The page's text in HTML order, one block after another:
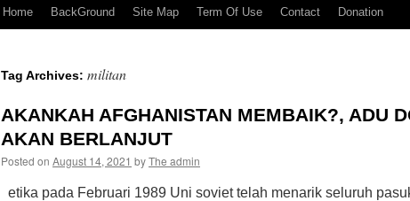
Home BackGround Site Map Term Of Use Contact Donation
Tag Archives: militan
AKANKAH AFGHANISTAN MEMBAIK?, ADU
AKAN BERLANJUT
Posted on August 14, 2021 byThe admin
etika pada Februari 1989 Uni soviet telah menarik seluruh